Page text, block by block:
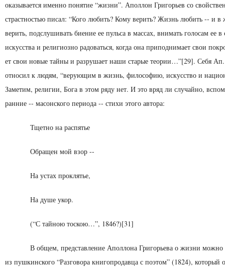
оказывается именно понятие “жизни”. Аполлон Григорьев со
страстностью пи­сал: “Кого любить? Кому верить? Жизнь любить -- и в
верить, подслушивать биение ее пульса в массах, вни­мать голосам ее в
искусства и религиозно радо­ваться, когда она приподнимает свои
ет свои новые тайны и разрушает наши старые теории…”[29]. Себя Ап.
относил к людям, “верующим в жизнь, философию, искусство и
Заметим, ре­лигии, Бога в этом ряду нет. И это вряд ли случайно,
ранние -- масонского периода -- стихи это­го автора:
Тщетно на распятье
Обращен мой взор --
На устах проклятье,
На душе укор.
(“С тайною тоскою…”, 1846?)[31]
В общем, представление Аполлона Григорьева о жизни можно
из пушкинского “Разговора книго­продавца с поэтом” (1824), который